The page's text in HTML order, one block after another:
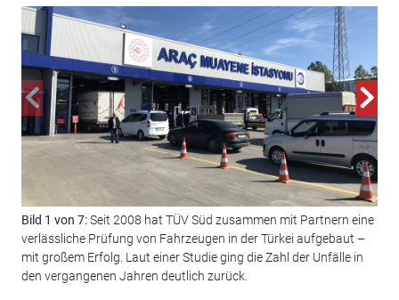
Bild 1 von 7:Seit 2008 hat TÜV Süd zusammen mit Partnern eine
verlässliche Prüfung von Fahrzeugen in der Türkei aufgebaut –
mit großem Erfolg. Laut einer Studie ging die Zahl der Unfälle in
den vergangenen Jahren deutlich zurück.